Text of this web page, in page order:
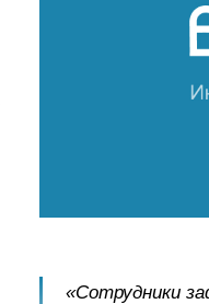
«Сотрудники